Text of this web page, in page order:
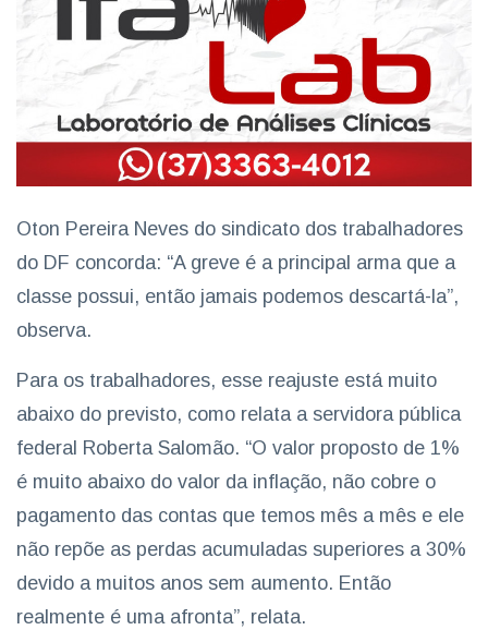
Oton Pereira Neves do sindicato dos trabalhadores
do DF concorda: “A greve é a principal arma que a
classe possui, então jamais podemos descartá-la”,
observa.
Para os trabalhadores, esse reajuste está muito
abaixo do previsto, como relata a servidora pública
federal Roberta Salomão. “O valor proposto de 1%
é muito abaixo do valor da inflação, não cobre o
pagamento das contas que temos mês a mês e ele
não repõe as perdas acumuladas superiores a 30%
devido a muitos anos sem aumento. Então
realmente é uma afronta”, relata.